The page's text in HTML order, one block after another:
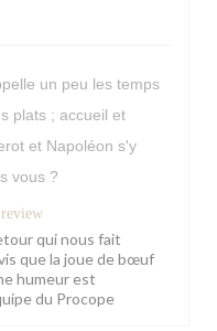
un peu les temps
plats ; accueil et
et Napoléon s'y
vous ?
qui nous fait
que la joue de bœuf
humeur est
du Procope